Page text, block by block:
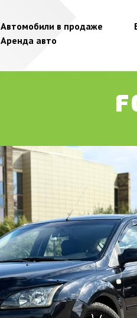
Автомобили в продаже
Аренда авто